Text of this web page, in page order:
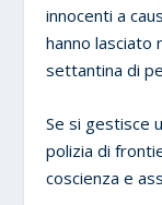
innocenti a
hanno lasciato
settantina di
Se si gestisce
polizia di
coscienza e